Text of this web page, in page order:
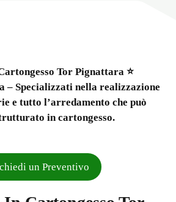
Tor Pignattara ⭐
– Specializzati nella realizzazione
e tutto l’arredamento che può
in cartongesso.
un Preventivo